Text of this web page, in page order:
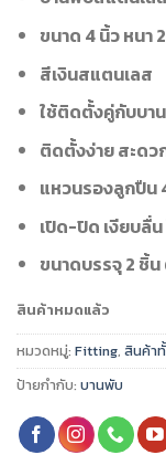
ขนาด 4 นิ้ว หนา
สีเงินสแตนเลส
ใช้ติดตั้งคู่กับบา
ติดตั้งง่าย สะดว
แหวนรองลูกปืน
เปิด-ปิด เงียบลื่
ขนาดบรรจุ 2 ชิ้
สินค้าหมดแล้ว
หมวดหมู่: Fitting, สินค้า
ป้ายกำกับ: บานพับ